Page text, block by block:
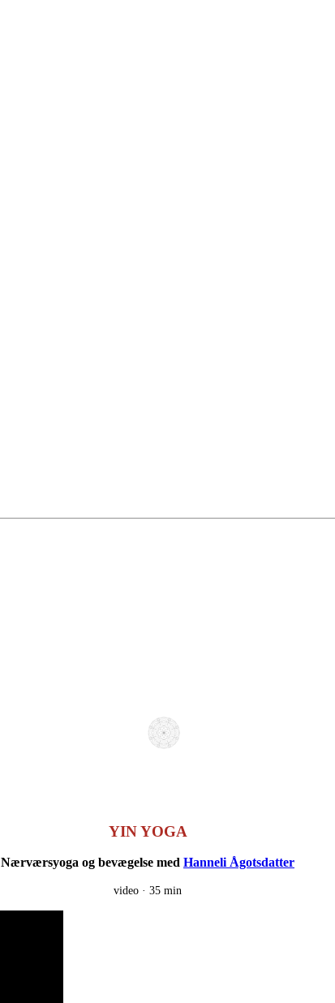
YIN YOGA
Nærværsyoga og bevægelse med Hanneli Ågotsdatter
video · 35 min